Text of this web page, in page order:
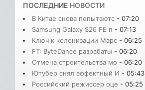
ПОСЛЕДНИЕ НОВОСТИ
В Китае снова попытаютс - 07:20
Samsung Galaxy S26 FE п - 07:13
Ключ к колонизации Марс - 06:25
FT: ByteDance разрабаты - 06:20
Отмена строительства мо - 06:20
Ютубер снял эффектный И - 05:43
Российский режиссер оце - 05:25